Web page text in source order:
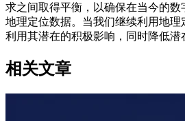
求之间取得平衡，以确保在当今的数
地理定位数据。当我们继续利用地理
利用其潜在的积极影响，同时降低潜
相关文章